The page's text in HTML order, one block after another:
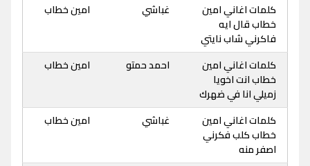
كلمات اغاني امين
خطاب قال ايه
فاكرني شاب نايتي
غباشي امين خطاب
كلمات اغاني امين
خطاب انت اخويا
زميلي انا في ضهرك
احمد حمتو امين خطاب
كلمات اغاني امين
خطاب كلب فكرني
اصفر منه
غباشي امين خطاب